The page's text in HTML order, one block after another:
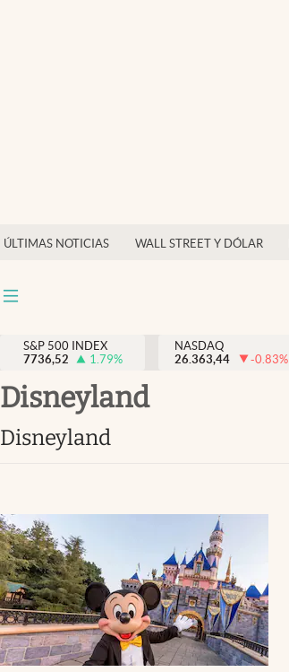
ÚLTIMAS NOTICIAS WALL STREET Y DÓLAR
Tiempo
Streaming
Lifestyle
S&P 500 INDEX
7736,52
1.79%
NASDAQ
26.363,44
-0.83%
Disneyland
Disneyland